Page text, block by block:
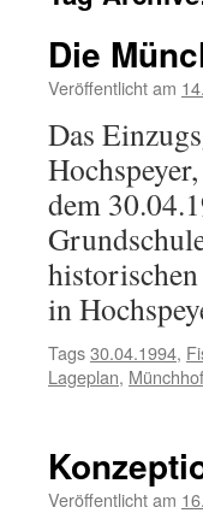
Die
Veröffentlicht am
Das
dem
in
Tags30.04.1994,
Lageplan, Münchhof
Veröffentlicht am